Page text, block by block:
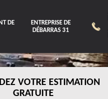
DE
ENTREPRISE DE
DÉBARRAS 31
VOTRE ESTIMATION
GRATUITE